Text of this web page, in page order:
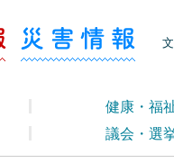
観光情報 災害
健康・福
議会・選